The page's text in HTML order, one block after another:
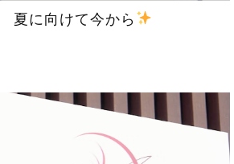
夏に向けて今から